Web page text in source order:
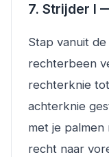
7. Strijder I
Stap vanuit
rechterbeen
rechterknie
achterknie
met je palmen
recht naar